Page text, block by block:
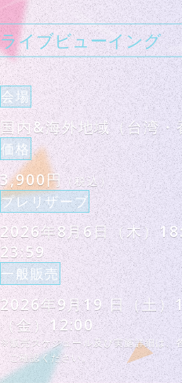
ライブビューイング
会場
国内&海外地域（台湾
価格
3,900円 （税込）
プレリザーブ
2026年8月6日（木）
23:59
一般販売
2026年9月19 日（土
（金）12:00
※販売スケジュール及び実施詳細は、
ご確認ください。